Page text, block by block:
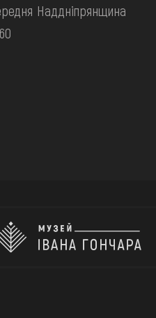
Наддніпрянщина